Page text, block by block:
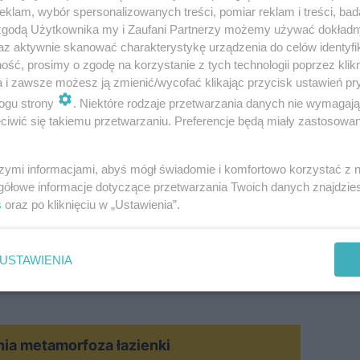
wydarzenia w Zakopanem w ogólnopolską
pasjonaci architektury drewnianej jak również
odwiedzin z przewodnikiem obiektów, które są
choćby z racji, że są własnością prywatną.
remontów i budowy budynków
metamorfoza łazienki
wybór spersonalizowanych treści, pomiar reklam i treści,
Użytkownika my i Zaufani Partnerzy możemy używać
aktywnie skanować charakterystykę urządzenia do celów
prosimy o zgodę na korzystanie z tych technologii poprzez
i zawsze możesz ją zmienić/wycofać klikając przycisk ustawień
strony
. Niektóre rodzaje przetwarzania danych nie
się takiemu przetwarzaniu. Preferencje będą miały
informacjami, abyś mógł świadomie i komfortowo korzystać z
informacje dotyczące przetwarzania Twoich danych
oraz po kliknięciu w „Ustawienia”.
USTAWIENIA